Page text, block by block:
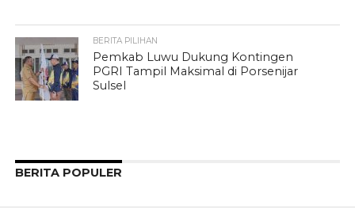
BERITA PILIHAN
Pemkab Luwu Dukung Kontingen
PGRI Tampil Maksimal di Porsenijar
Sulsel
BERITA POPULER